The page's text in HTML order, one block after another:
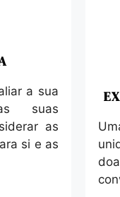
a sua
suas
as
si e as